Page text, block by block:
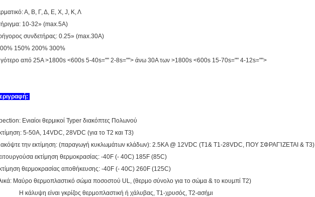
Α, Β, Γ, Δ, Ε, Χ, J, Κ, Λ
10-32» (max.5A)
συνδετήρας: 0.25» (max.30A)
150% 200% 300%
από 25A >1800s <600s 5-40s="" 2-8s=""> άνω 30A των >1800s <600s 15-70s="" 4-12s="">
Ενιαίοι θερμικοί Typer διακόπτες Πολωνού
5-50A, 14VDC, 28VDC (για το T2 και T3)
την εκτίμηση: (παραγωγή κυκλωμάτων κλάδων): 2.5KA @ 12VDC (T1& T1-28VDC, ΠΟΥ ΣΦΡΑΓΊΖΕΤΑΙ & T3)
εκτίμηση θερμοκρασίας: -40F (- 40C) 185F (85C)
θερμοκρασίας αποθήκευσης: -40F (- 40C) 260F (125C)
Μαύρο θερμοπλαστικό σώμα ποσοστού UL, (θερμο σύνολο για το σώμα & το κουμπί T2)
είναι γκρίζος θερμοπλαστική ή χάλυβας, T1-χρυσός, T2-ασήμι